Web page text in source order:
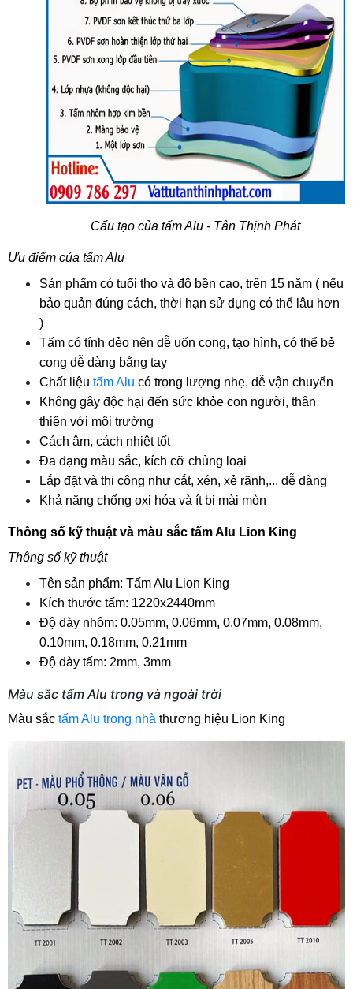
Cấu tạo của tấm Alu - Tân Thịnh Phát
Ưu điểm của tấm Alu
Sản phẩm có tuổi thọ và độ bền cao, trên 15 năm ( nếu
bảo quản đúng cách, thời hạn sử dụng có thể lâu hơn
)
Tấm có tính dẻo nên dễ uốn cong, tạo hình, có thể bẻ
cong dễ dàng bằng tay
Chất liệu tấm Alu có trọng lượng nhẹ, dễ vận chuyển
Không gây độc hại đến sức khỏe con người, thân
thiện với môi trường
Cách âm, cách nhiệt tốt
Đa dạng màu sắc, kích cỡ chủng loại
Lắp đặt và thi công như cắt, xén, xẻ rãnh,... dễ dàng
Khả năng chống oxi hóa và ít bị mài mòn
Thông số kỹ thuật và màu sắc tấm Alu Lion King
Thông số kỹ thuật
Tên sản phẩm: Tấm Alu Lion King
Kích thước tấm: 1220x2440mm
Độ dày nhôm: 0.05mm, 0.06mm, 0.07mm, 0.08mm,
0.10mm, 0.18mm, 0.21mm
Độ dày tấm: 2mm, 3mm
Màu sắc tấm Alu trong và ngoài trời
Màu sắc tấm Alu trong nhà thương hiệu Lion King